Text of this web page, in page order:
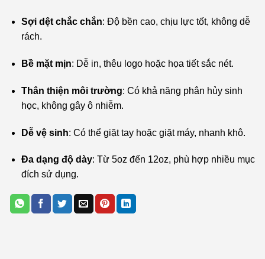
Sợi dệt chắc chắn: Độ bền cao, chịu lực tốt, không dễ
rách.
Bề mặt mịn: Dễ in, thêu logo hoặc họa tiết sắc nét.
Thân thiện môi trường: Có khả năng phân hủy sinh
học, không gây ô nhiễm.
Dễ vệ sinh: Có thể giặt tay hoặc giặt máy, nhanh khô.
Đa dạng độ dày: Từ 5oz đến 12oz, phù hợp nhiều mục
đích sử dụng.